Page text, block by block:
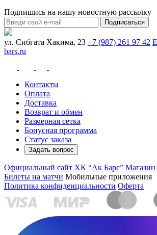
Подпишись на нашу новостную рассылку
Подписаться
ул. Сибгата Хакима, 23 +7 (987) 261 97 42
bars.ru
Контакты
Оплата
Доставка
Возврат и обмен
Размерная сетка
Бонусная программа
Статус заказа
Задать вопрос
Официальный сайт ХК “Ак Барс” Магазин
Билеты на матчи Мобильные приложения
Политика конфиденциальности Оферта